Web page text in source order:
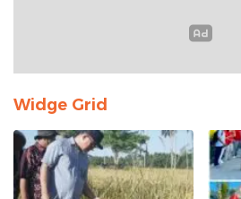
Widge Grid